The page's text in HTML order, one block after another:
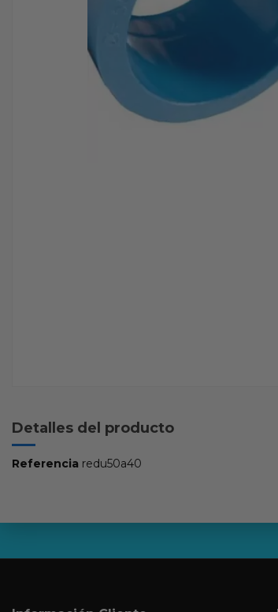
Detalles del producto
Referencia redu50a40